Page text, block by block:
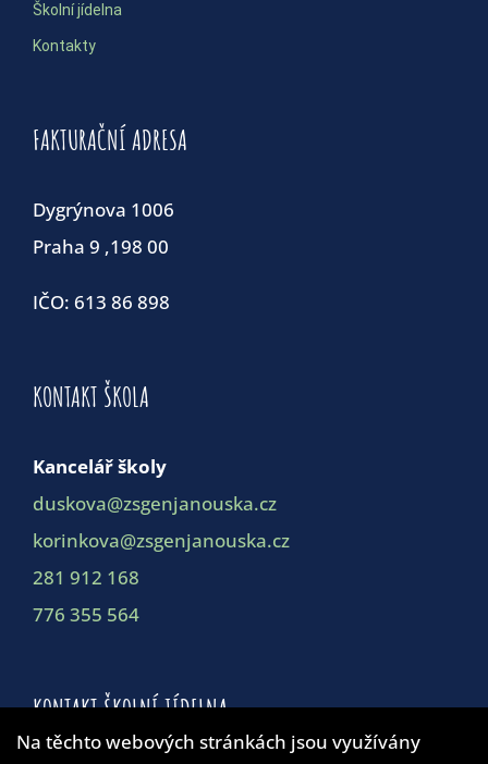
Školní jídelna
Kontakty
FAKTURAČNÍ ADRESA
Dygrýnova 1006
Praha 9 ,198 00
IČO: 613 86 898
KONTAKT ŠKOLA
Kancelář školy
duskova@zsgenjanouska.cz
korinkova@zsgenjanouska.cz
281 912 168
776 355 564
KONTAKT ŠKOLNÍ JÍDELNA
Na těchto webových stránkách jsou využívány